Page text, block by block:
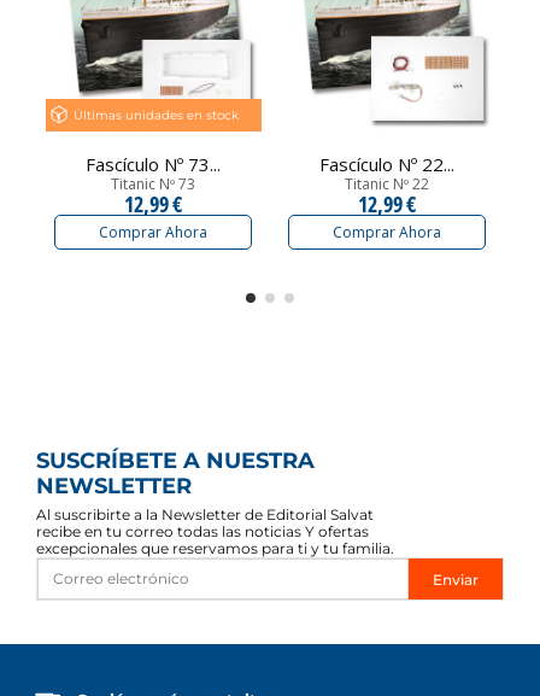
Últimas unidades en stock
Fascículo Nº 73...
Titanic Nº 73
12,99 €
Comprar Ahora
Fascículo Nº 22...
Titanic Nº 22
12,99 €
Comprar Ahora
SUSCRÍBETE A NUESTRA
NEWSLETTER
Al suscribirte a la Newsletter de Editorial Salvat
recibe en tu correo todas las noticias Y ofertas
excepcionales que reservamos para ti y tu familia.
Enviar